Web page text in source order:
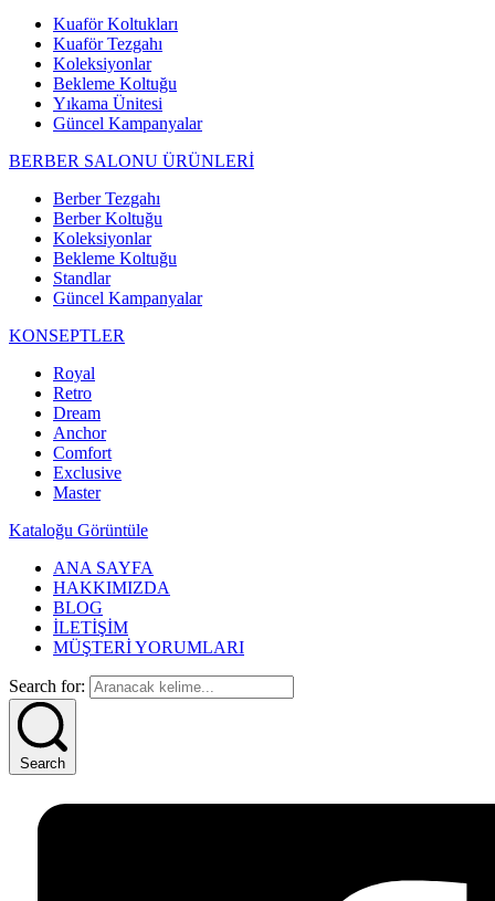
Kuaför Koltukları
Kuaför Tezgahı
Koleksiyonlar
Bekleme Koltuğu
Yıkama Ünitesi
Güncel Kampanyalar
BERBER SALONU ÜRÜNLERİ
Berber Tezgahı
Berber Koltuğu
Koleksiyonlar
Bekleme Koltuğu
Standlar
Güncel Kampanyalar
KONSEPTLER
Royal
Retro
Dream
Anchor
Comfort
Exclusive
Master
Kataloğu Görüntüle
ANA SAYFA
HAKKIMIZDA
BLOG
İLETİŞİM
MÜŞTERİ YORUMLARI
Search for:
Search